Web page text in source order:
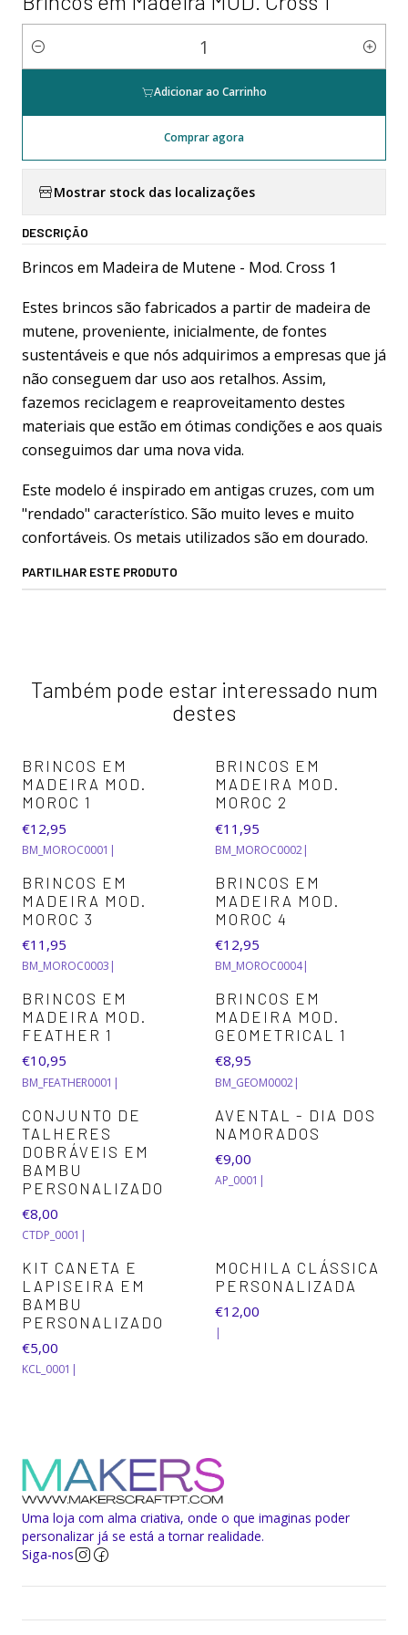
Quantidade
Adicionar ao Carrinho
Comprar agora
Mostrar stock das localizações
DESCRIÇÃO
Brincos em Madeira de Mutene - Mod. Cross 1
Estes brincos são fabricados a partir de madeira de
mutene, proveniente, inicialmente, de fontes
sustentáveis e que nós adquirimos a empresas que já
não conseguem dar uso aos retalhos. Assim,
fazemos reciclagem e reaproveitamento destes
materiais que estão em ótimas condições e aos quais
conseguimos dar uma nova vida.
Este modelo é inspirado em antigas cruzes, com um
"rendado" característico. São muito leves e muito
confortáveis. Os metais utilizados são em dourado.
PARTILHAR ESTE PRODUTO
Também pode estar interessado num
destes
BRINCOS EM
MADEIRA MOD.
MOROC 1
€12,95
BM_MOROC0001 |
BRINCOS EM
MADEIRA MOD.
MOROC 2
€11,95
BM_MOROC0002|
BRINCOS EM
MADEIRA MOD.
MOROC 3
€11,95
BM_MOROC0003 |
BRINCOS EM
MADEIRA MOD.
MOROC 4
€12,95
BM_MOROC0004|
BRINCOS EM
MADEIRA MOD.
FEATHER 1
€10,95
BM_FEATHER0001 |
BRINCOS EM
MADEIRA MOD.
GEOMETRICAL 1
€8,95
BM_GEOM0002|
CONJUNTO DE
TALHERES
DOBRÁVEIS EM
BAMBU
PERSONALIZADO
€8,00
CTDP_0001 |
AVENTAL - DIA DOS
NAMORADOS
€9,00
AP_0001 |
KIT CANETA E
LAPISEIRA EM
BAMBU
PERSONALIZADO
€5,00
KCL_0001 |
MOCHILA CLÁSSICA
PERSONALIZADA
€12,00
|
Uma loja com alma criativa, onde o que imaginas poder
personalizar já se está a tornar realidade.
Siga-nos